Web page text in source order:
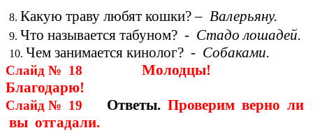
Какую траву любят кошки? –Валерьяну.
Что называется табуном? - Стадо лошадей.
Чем занимается кинолог? - Собаками.
Слайд № 18 Молодцы!
Благодарю!
Слайд № 19 Ответы. Проверим верно ли
вы отгадали.